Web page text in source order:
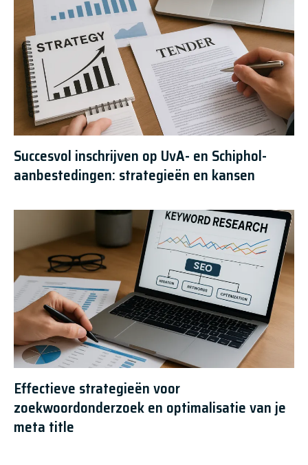
Succesvol inschrijven op UvA- en Schiphol-
aanbestedingen: strategieën en kansen
Effectieve strategieën voor
zoekwoordonderzoek en optimalisatie van je
meta title